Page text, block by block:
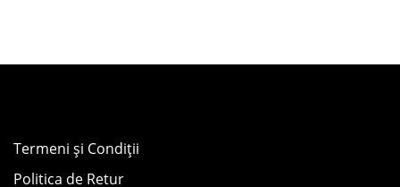
Termeni și Condiții
Politica de Retur